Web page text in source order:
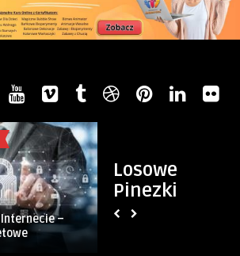
Losowe
Pinezki
–